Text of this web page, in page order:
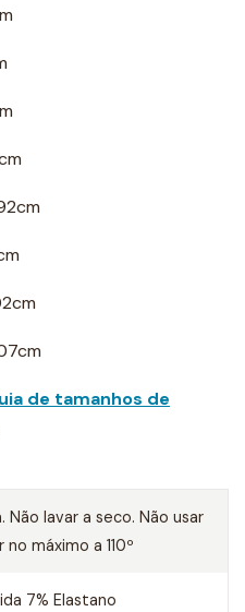
de tamanhos de
Não lavar a seco. Não usar
máximo a 110º
7% Elastano